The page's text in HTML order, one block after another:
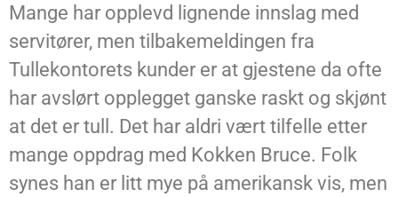
Mange har opplevd lignende innslag med
servitører, men tilbakemeldingen fra
Tullekontorets kunder er at gjestene da ofte
har avslørt opplegget ganske raskt og skjønt
at det er tull. Det har aldri vært tilfelle etter
mange oppdrag med Kokken Bruce. Folk
synes han er litt mye på amerikansk vis, men